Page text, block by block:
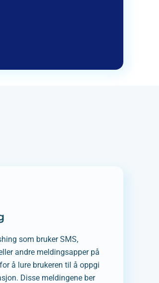
som bruker SMS,
andre meldingsapper på
å lure brukeren til å oppgi
Disse meldingene ber